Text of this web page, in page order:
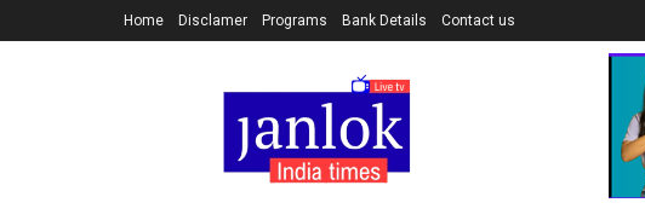
Home Disclamer Programs Bank Details Contact us